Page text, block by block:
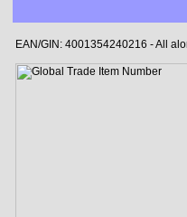
EAN/GIN: 4001354240216 - All